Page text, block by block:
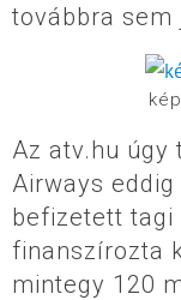
továbbra
Az atv.hu úgy
Airways
befizetett tagi
finanszírozta
mintegy 120